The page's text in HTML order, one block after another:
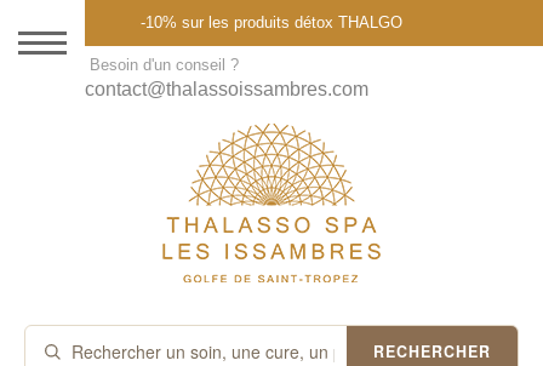
DESTINATION
THALASSO SPA
CURES ET FORFAITS
SOINS À LA CARTE
ABONNEMENTS
-10% sur les produits détox THALGO
Besoin d'un conseil ?
contact@thalassoissambres.com
RECHERCHER